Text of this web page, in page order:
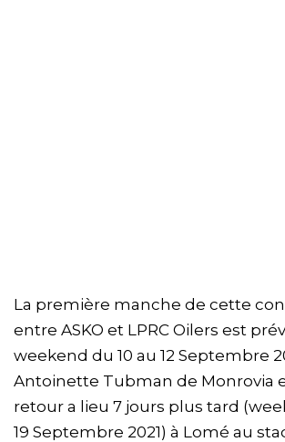
La première manche de cette
entre ASKO et LPRC Oilers est
weekend du 10 au 12 Septembre
Antoinette Tubman de Monrovia
retour a lieu 7 jours plus tard
19 Septembre 2021) à Lomé au